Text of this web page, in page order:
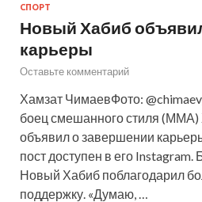
СПОРТ
Новый Хабиб
карьеры
Оставьте комментарий
Хамзат ЧимаевФото:
боец смешанного стиля
объявил о завершении
пост доступен в его
Новый Хабиб поблагодарил
поддержку. «Думаю, …